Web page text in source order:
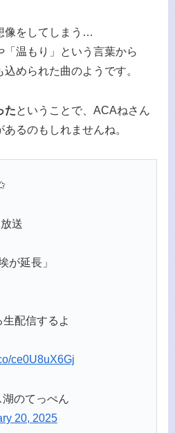
像をしてしまう…
温もり」という言葉から
められた曲のようです。
たということで、ACAねさん
るのもしれませんね。
送
が延長」
配信するよ
ce0U8uX6Gj
のてっぺん
20, 2025